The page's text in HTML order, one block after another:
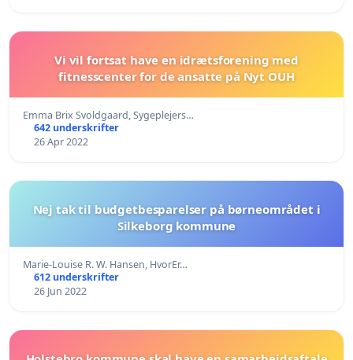
Vi vil fortsat have en idrætsforening med
fitnesscenter for de ansatte på Nyt OUH
Emma Brix Svoldgaard, Sygeplejers…
642 underskrifter
26 Apr 2022
Nej tak til budgetbesparelser på børneområdet i
Silkeborg kommune
Marie-Louise R. W. Hansen, HvorEr…
612 underskrifter
26 Jun 2022